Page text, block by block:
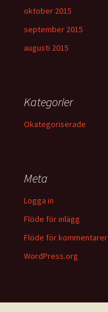
oktober 2015
september 2015
augusti 2015
Kategorier
Okategoriserade
Meta
Logga in
Flöde för inlägg
Flöde för kommentarer
WordPress.org